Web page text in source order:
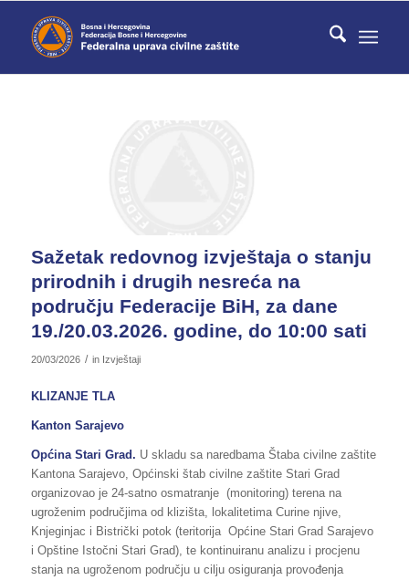
Sažetak redovnog izvještaja o stanju
prirodnih i drugih nesreća na
području Federacije BiH, za dane
19./20.03.2026. godine, do 10:00 sati
20/03/2026 / in Izvještaji
KLIZANJE TLA
Kanton Sarajevo
Općina Stari Grad. U skladu sa naredbama Štaba civilne zaštite
Kantona Sarajevo, Općinski štab civilne zaštite Stari Grad
organizovao je 24-satno osmatranje (monitoring) terena na
ugroženim područjima od klizišta, lokalitetima Curine njive,
Knjeginjac i Bistrički potok (teritorija Općine Stari Grad Sarajevo
i Opštine Istočni Stari Grad), te kontinuiranu analizu i procjenu
stanja na ugroženom području u cilju osiguranja provođenja